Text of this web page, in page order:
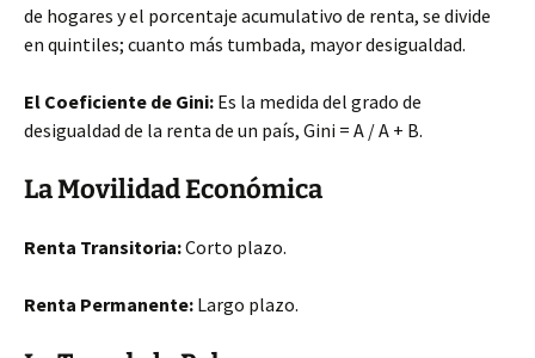
de hogares y el porcentaje acumulativo de renta, se divide
en quintiles; cuanto más tumbada, mayor desigualdad.
El Coeficiente de Gini: Es la medida del grado de
desigualdad de la renta de un país, Gini = A / A + B.
La Movilidad Económica
Renta Transitoria:Corto plazo.
Renta Permanente: Largo plazo.